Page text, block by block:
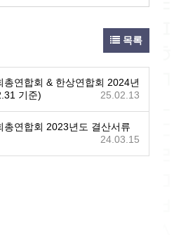
목록
총연합회 & 한상연합회 2024년
기준)
25.02.13
총연합회 2023년도 결산서류
24.03.15